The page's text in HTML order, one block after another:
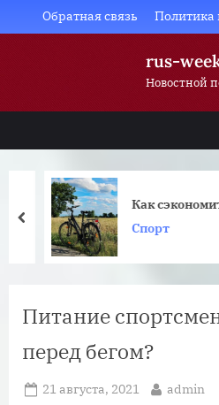
to
Обратная связь Политика
rus-
Новостной
Как
Спорт
prev
Питание
перед бегом?
Posted
21 августа, 2021 By
admin